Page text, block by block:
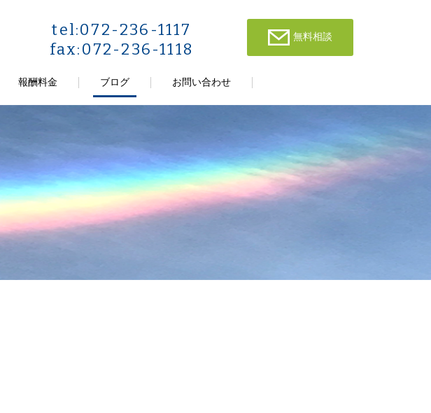
tel:072-236-1117
fax:072-236-1118
無料相談
報酬料金 ブログ お問い合わせ